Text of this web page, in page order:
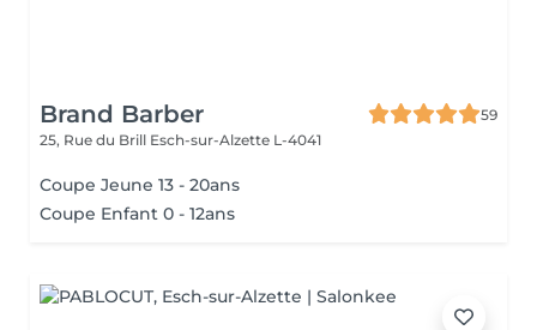
Brand Barber
59
25, Rue du Brill Esch-sur-Alzette L-4041
Coupe Jeune 13 - 20ans
Coupe Enfant 0 - 12ans